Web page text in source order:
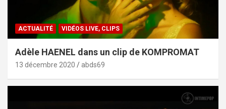
ACTUALITÉ VIDÉOS LIVE, CLIPS
Adèle HAENEL dans un clip de KOMPROMAT
13 décembre 2020 abds69